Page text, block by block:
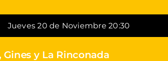
Jueves 20 de Noviembre 20:30
Gines y La Rinconada